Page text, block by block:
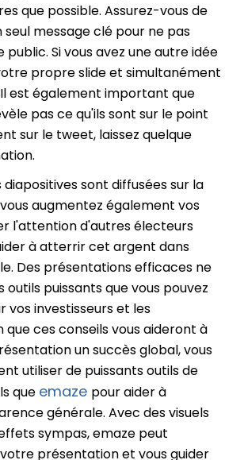
que possible. Assurez-vous de
seul message clé pour ne pas
Si vous avez une autre idée
propre slide et simultanément
est également important que
pas ce qu'ils sont sur le point
sur le tweet, laissez quelque
diapositives sont diffusées sur la
augmentez également vos
l'attention d'autres électeurs
à atterrir cet argent dans
Des présentations efficaces ne
outils puissants que vous pouvez
vos investisseurs et les
que ces conseils vous aideront à
un succès global, vous
utiliser de puissants outils de
que emaze pour aider à
générale. Avec des visuels
sympas, emaze peut
présentation et vous guider